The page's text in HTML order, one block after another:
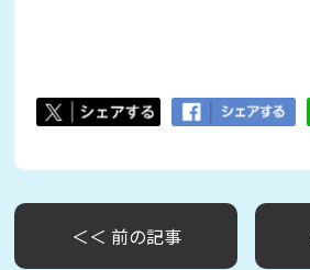
＜＜ 前の記事